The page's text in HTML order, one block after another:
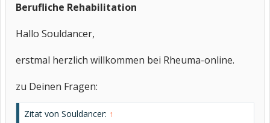
Berufliche Rehabilitation
Hallo Souldancer,
erstmal herzlich willkommen bei Rheuma-online.
zu Deinen Fragen:
Zitat von Souldancer: ↑